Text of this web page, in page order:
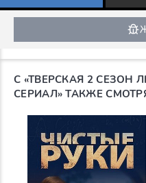
С «ТВЕРСКАЯ 2 СЕЗОН
СЕРИАЛ» ТАКЖЕ